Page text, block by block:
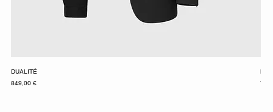
DUALITÉ
Prix
849,00 €
Prix